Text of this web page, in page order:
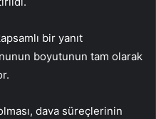
bir yanıt
boyutunun tam olarak
olması, dava süreçlerinin